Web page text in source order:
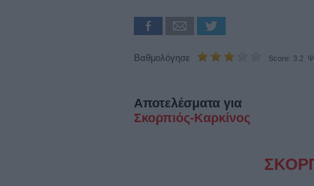
Βαθμολόγησε Score: 3.2
Αποτελέσματα για
Σκορπιός-Καρκίνος